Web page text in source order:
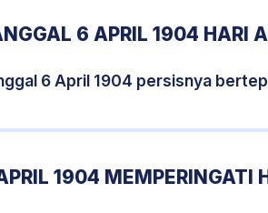
6 APRIL 1904 HARI
6 April 1904 persisnya
1904 MEMPERINGATI